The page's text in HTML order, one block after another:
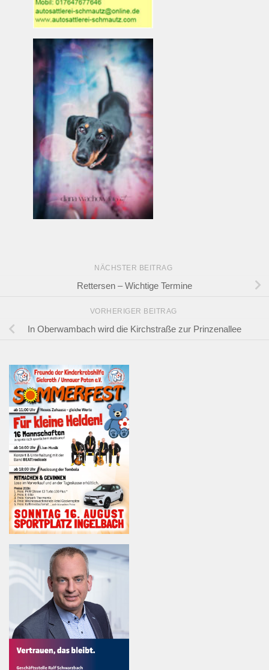
NÄCHSTER BEITRAG
Rettersen – Wichtige Termine
VORHERIGER BEITRAG
In Oberwambach wird die Kirchstraße zur Prinzenallee